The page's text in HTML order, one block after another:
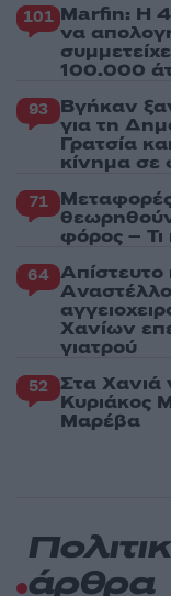
101 Marfin: Η
να
100.000
93 Βγήκαν
για τη
Γρατσία
κίνημα σε
71
φόρος – Τι
64 Απίστευτο
Χανίων
γιατρού
52 Στα Χανιά
Κυριάκος
Μαρέβα
άρθρα